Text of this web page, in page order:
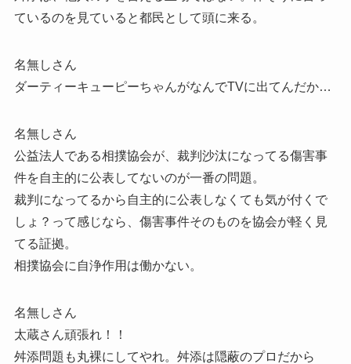
ているのを見ていると都民として頭に来る。
名無しさん
ダーティーキューピーちゃんがなんでTVに出てんだか…
名無しさん
公益法人である相撲協会が、裁判沙汰になってる傷害事
件を自主的に公表してないのが一番の問題。
裁判になってるから自主的に公表しなくても気が付くで
しょ？って感じなら、傷害事件そのものを協会が軽く見
てる証拠。
相撲協会に自浄作用は働かない。
名無しさん
太蔵さん頑張れ！！
舛添問題も丸裸にしてやれ。舛添は隠蔽のプロだから